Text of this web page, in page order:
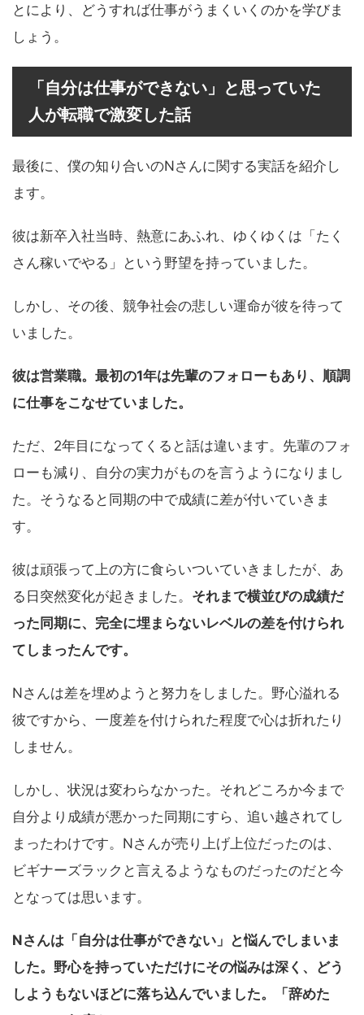
とにより、どうすれば仕事がうまくいくのかを学びま
しょう。
「自分は仕事ができない」と思っていた
人が転職で激変した話
最後に、僕の知り合いのNさんに関する実話を紹介し
ます。
彼は新卒入社当時、熱意にあふれ、ゆくゆくは「たく
さん稼いでやる」という野望を持っていました。
しかし、その後、競争社会の悲しい運命が彼を待って
いました。
彼は営業職。最初の1年は先輩のフォローもあり、順調
に仕事をこなせていました。
ただ、2年目になってくると話は違います。先輩のフォ
ローも減り、自分の実力がものを言うようになりまし
た。そうなると同期の中で成績に差が付いていきま
す。
彼は頑張って上の方に食らいついていきましたが、あ
る日突然変化が起きました。 それまで横並びの成績だ
った同期に、完全に埋まらないレベルの差を付けられ
てしまったんです。
Nさんは差を埋めようと努力をしました。野心溢れる
彼ですから、一度差を付けられた程度で心は折れたり
しません。
しかし、状況は変わらなかった。それどころか今まで
自分より成績が悪かった同期にすら、追い越されてし
まったわけです。Nさんが売り上げ上位だったのは、
ビギナーズラックと言えるようなものだったのだと今
となっては思います。
Nさんは「自分は仕事ができない」と悩んでしまいま
した。野心を持っていただけにその悩みは深く、どう
しようもないほどに落ち込んでいました。「辞めた